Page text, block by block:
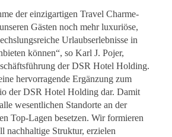
der einzigartigen Travel Charme-
Gästen noch mehr luxuriöse,
Urlaubserlebnisse in
können“, so Karl J. Pojer,
der DSR Hotel Holding.
hervorragende Ergänzung zum
der DSR Hotel Holding dar. Damit
wesentlichen Standorte an der
Top-Lagen besetzen. Wir formieren
nachhaltige Struktur, erzielen